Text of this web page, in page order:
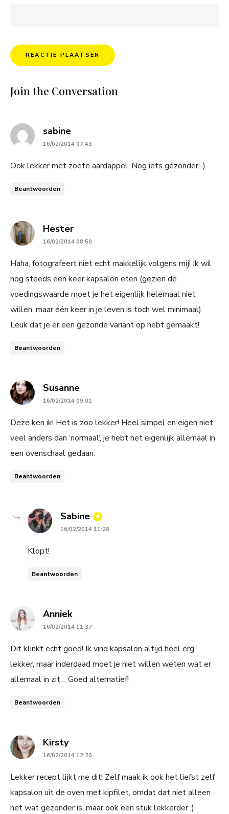
Join the Conversation
sabinesays:
16/02/2014 07:43
Ook lekker met zoete aardappel. Nog iets gezonder:-)
Beantwoorden
Hestersays:
16/02/2014 08:50
Haha, fotografeert niet echt makkelijk volgens mij! Ik wil
nog steeds een keer kapsalon eten (gezien de
voedingswaarde moet je het eigenlijk helemaal niet
willen, maar één keer in je leven is toch wel minimaal).
Leuk dat je er een gezonde variant op hebt gemaakt!
Beantwoorden
Susannesays:
16/02/2014 09:01
Deze ken ik! Het is zoo lekker! Heel simpel en eigen niet
veel anders dan ‘normaal’, je hebt het eigenlijk allemaal in
een ovenschaal gedaan.
Beantwoorden
Sabine says:
16/02/2014 11:28
Klopt!
Beantwoorden
Annieksays:
16/02/2014 11:37
Dit klinkt echt goed! Ik vind kapsalon altijd heel erg
lekker, maar inderdaad moet je niet willen weten wat er
allemaal in zit… Goed alternatief!
Beantwoorden
Kirstysays:
16/02/2014 12:20
Lekker recept lijkt me dit! Zelf maak ik ook het liefst zelf
kapsalon uit de oven met kipfilet, omdat dat niet alleen
net wat gezonder is, maar ook een stuk lekkerder :)